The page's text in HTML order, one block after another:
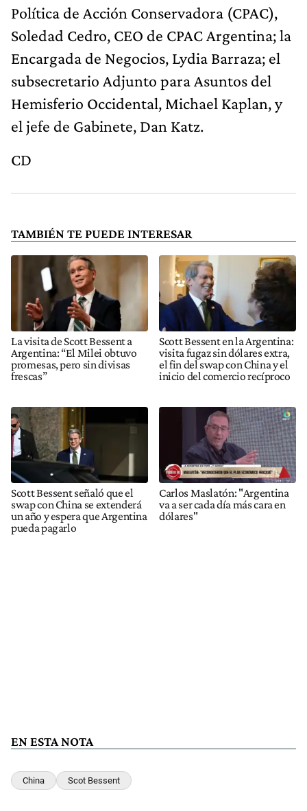
Política de Acción Conservadora (CPAC),
Soledad Cedro, CEO de CPAC Argentina; la
Encargada de Negocios, Lydia Barraza; el
subsecretario Adjunto para Asuntos del
Hemisferio Occidental, Michael Kaplan, y
el jefe de Gabinete, Dan Katz.
CD
TAMBIÉN TE PUEDE INTERESAR
La visita de Scott Bessent a
Argentina: “El Milei obtuvo
promesas, pero sin divisas
frescas”
Scott Bessent en la Argentina:
visita fugaz sin dólares extra,
el fin del swap con China y el
inicio del comercio recíproco
Scott Bessent señaló que el
swap con China se extenderá
un año y espera que Argentina
pueda pagarlo
Carlos Maslatón: "Argentina
va a ser cada día más cara en
dólares"
EN ESTA NOTA
China Scot Bessent